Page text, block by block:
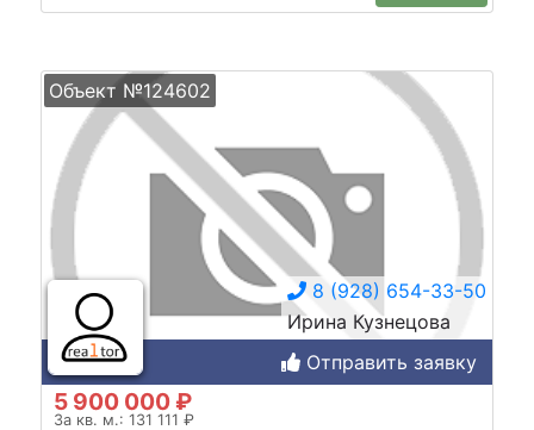
Объект №124602
8 (928) 654-33-50
Ирина Кузнецова
Отправить заявку
5 900 000 ₽
За кв. м.: 131 111 ₽